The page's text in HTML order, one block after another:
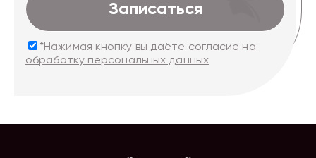
Записаться
*Нажимая кнопку вы даёте согласие на
обработку персональных данных